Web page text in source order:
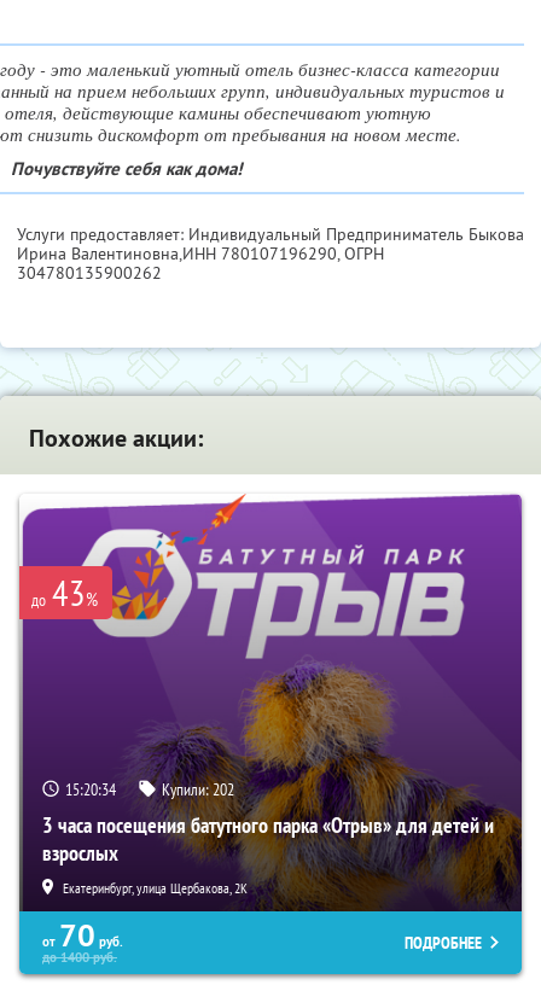
- это маленький уютный отель бизнес-класса категории
на прием небольших групп, индивидуальных туристов и
отеля, действующие камины обеспечивают уютную
снизить дискомфорт от пребывания на новом месте.
Почувствуйте себя как дома!
Услуги предоставляет: Индивидуальный Предприниматель Быкова
Ирина Валентиновна,ИНН 780107196290, ОГРН
304780135900262
Похожие акции:
до 43%
15:20:33 Купили:202
3 часа посещения батутного парка «Отрыв» для детей и
взрослых
Екатеринбург, улица Щербакова, 2К
от 70 руб.
до1400руб.
ПОДРОБНЕЕ